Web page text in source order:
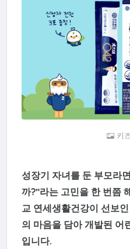
키
성장기 자녀를 둔 부모라
까?”라는 고민을 한 번쯤
교 연세생활건강이 선보
의 마음을 담아 개발된 어
입니다.